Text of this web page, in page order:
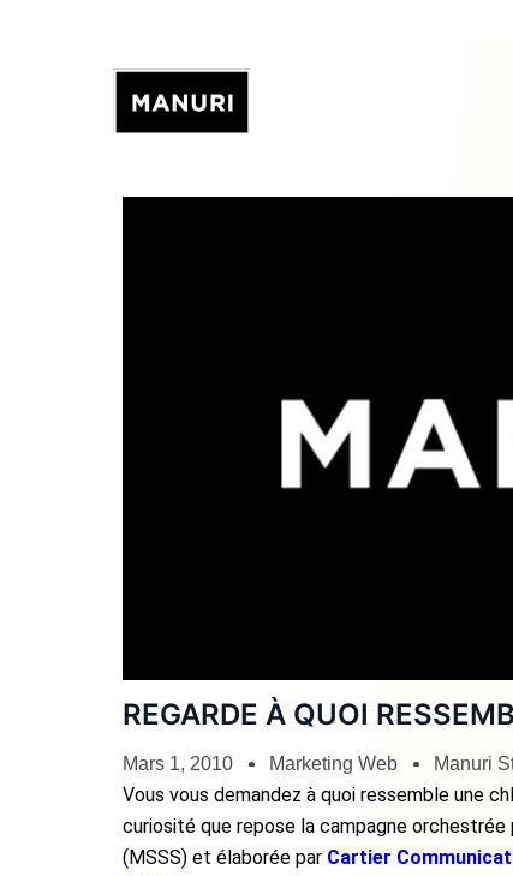
REGARDE À QUOI
Mars 1, 2010 Marketing Web Manuri
Vous vous demandez à quoi ressemble une
curiosité que repose la campagne
(MSSS) et élaborée par Cartier